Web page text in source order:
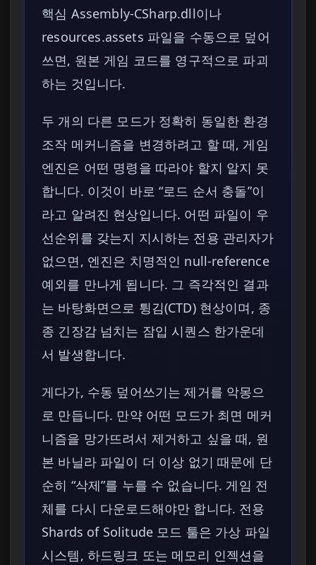
핵심 Assembly-CSharp.dll이나
resources.assets 파일을 수동으로 덮어
쓰면, 원본 게임 코드를 영구적으로 파괴
하는 것입니다.
두 개의 다른 모드가 정확히 동일한 환경
조작 메커니즘을 변경하려고 할 때, 게임
엔진은 어떤 명령을 따라야 할지 알지 못
합니다. 이것이 바로 “로드 순서 충돌”이
라고 알려진 현상입니다. 어떤 파일이 우
선순위를 갖는지 지시하는 전용 관리자가
없으면, 엔진은 치명적인 null-reference
예외를 만나게 됩니다. 그 즉각적인 결과
는 바탕화면으로 튕김(CTD) 현상이며, 종
종 긴장감 넘치는 잠입 시퀀스 한가운데
서 발생합니다.
게다가, 수동 덮어쓰기는 제거를 악몽으
로 만듭니다. 만약 어떤 모드가 최면 메커
니즘을 망가뜨려서 제거하고 싶을 때, 원
본 바닐라 파일이 더 이상 없기 때문에 단
순히 “삭제”를 누를 수 없습니다. 게임 전
체를 다시 다운로드해야만 합니다. 전용
Shards of Solitude 모드 툴은 가상 파일
시스템, 하드링크 또는 메모리 인젝션을